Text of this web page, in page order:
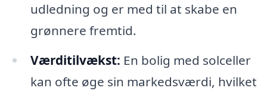
udledning og er med til at skabe en
grønnere fremtid.
Værditilvækst: En bolig med solceller
kan ofte øge sin markedsværdi, hvilket